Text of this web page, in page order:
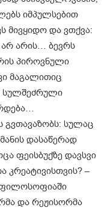
იმპულსებით
მივყიდო და ვთქვა:
არ არის… ბევრს
პიროვნული
მაგალითიც
სულშეძრული
გვთავაზობს: სულაც
დასაწერად
ფეისბუქზე დავსვი
კრეატივისთვის? –
ფილოსოფიაში
და რეჟისორმა